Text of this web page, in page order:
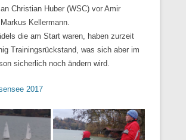
Christian Huber (WSC) vor Amir
Kellermann.
die am Start waren, haben zurzeit
Trainingsrückstand, was sich aber im
sicherlich noch ändern wird.
2017